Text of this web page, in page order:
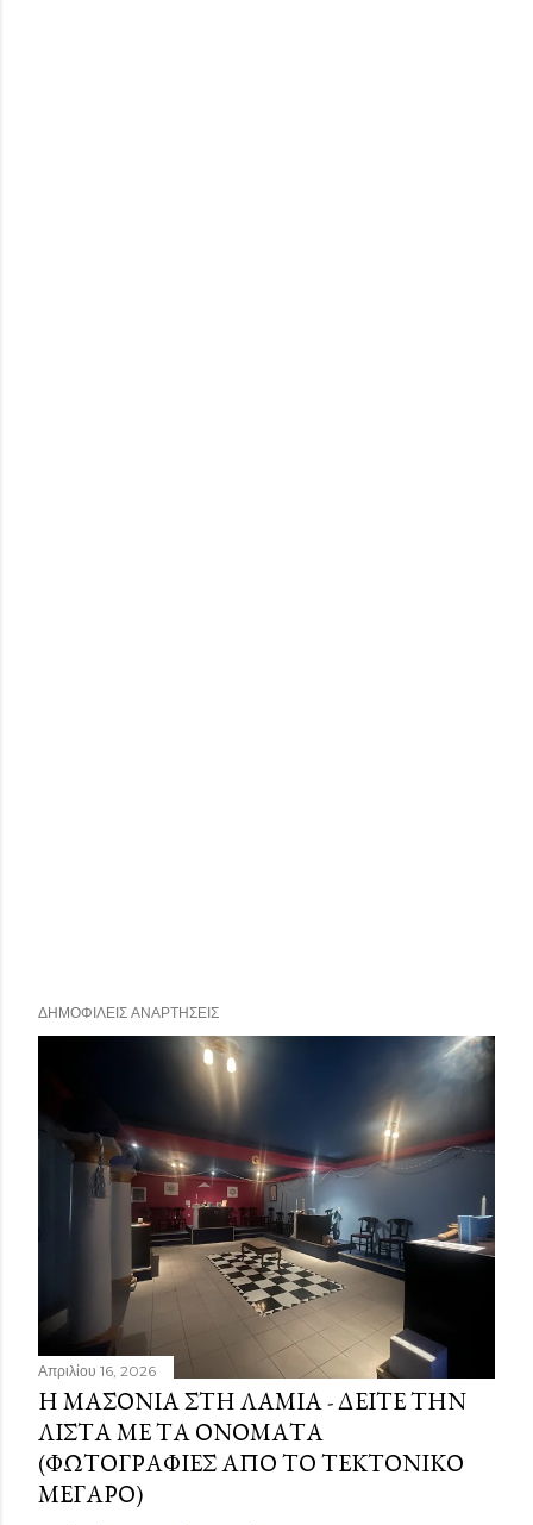
ΔΗΜΟΦΙΛΕΊΣ ΑΝΑΡΤΉΣΕΙΣ
Απριλίου 16, 2026
Η ΜΑΣΟΝΊΑ ΣΤΗ ΛΑΜΊΑ - ΔΕΊΤΕ ΤΗΝ
ΛΊΣΤΑ ΜΕ ΤΑ ΟΝΌΜΑΤΑ
(ΦΩΤΟΓΡΑΦΊΕΣ ΑΠΌ ΤΟ ΤΕΚΤΟΝΙΚΌ
ΜΈΓΑΡΟ)